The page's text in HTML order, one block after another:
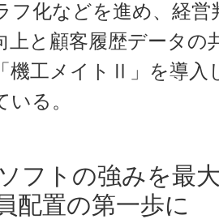
フ化などを進め、経
上と顧客履歴データの
機工メイトⅡ」を導入
いる。
フトの強みを最
配置の第一歩に